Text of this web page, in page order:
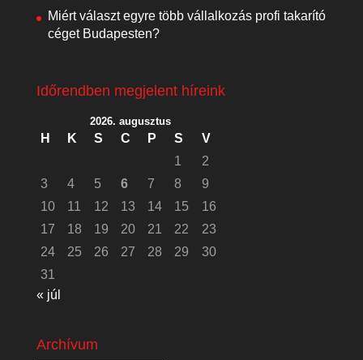
Miért választ egyre több vállalkozás profi takarító
céget Budapesten?
Időrendben megjelent híreink
2026. augusztus
H K S C P S
V
1
2
3
4 5 6 7 8
9
10
11 12 13 14 15
16
17
18 19 20 21 22
23
24
25 26 27 28 29
30
31
« júl
Archívum